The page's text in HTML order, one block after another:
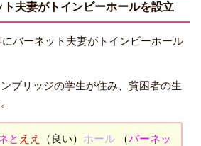
夫妻がトインビーホールを設立
バーネット夫妻がトインビーホール
ブリッジの学生が住み、貧困者の生
と ええ （良い） ホール （バーネッ